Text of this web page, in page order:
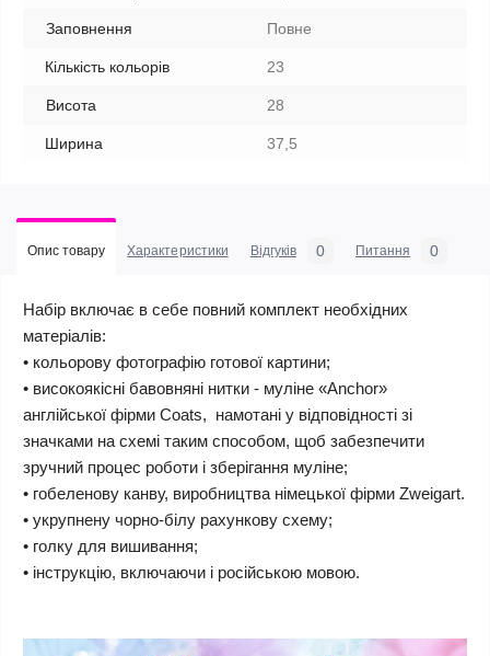
Заповнення Повне
Кількість кольорів 23
Висота 28
Ширина 37,5
Опис товару Характеристики Відгуків 0 Питання 0
Набір включає в себе повний комплект необхідних
матеріалів:
• кольорову фотографію готової картини;
• високоякісні бавовняні нитки - муліне «Anchor»
англійської фірми Coats, намотані у відповідності зі
значками на схемі таким способом, щоб забезпечити
зручний процес роботи і зберігання муліне;
• гобеленову канву, виробництва німецької фірми Zweigart.
• укрупнену чорно-білу рахункову схему;
• голку для вишивання;
• інструкцію, включаючи і російською мовою.